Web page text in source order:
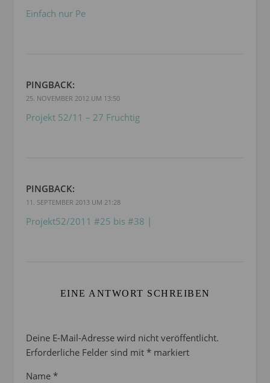
Einfach nur Pe
PINGBACK:
25. NOVEMBER 2012 UM 13:50
Projekt 52/11 – 27 Fruchtig
PINGBACK:
11. SEPTEMBER 2013 UM 21:28
Projekt52/2011 #25 bis #38 |
EINE ANTWORT SCHREIBEN
Deine E-Mail-Adresse wird nicht veröffentlicht.
Erforderliche Felder sind mit * markiert
Name *